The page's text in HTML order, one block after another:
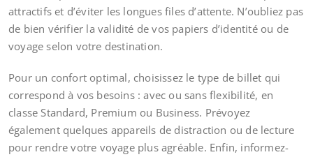
attractifs et d’éviter les longues files d’attente. N’oubliez pas
de bien vérifier la validité de vos papiers d’identité ou de
voyage selon votre destination.
Pour un confort optimal, choisissez le type de billet qui
correspond à vos besoins : avec ou sans flexibilité, en
classe Standard, Premium ou Business. Prévoyez
également quelques appareils de distraction ou de lecture
pour rendre votre voyage plus agréable. Enfin, informez-